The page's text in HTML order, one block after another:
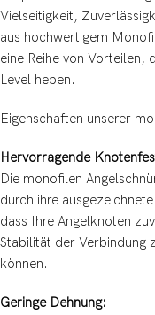
Vielseitigkeit,
aus hochwertigem
eine Reihe von Vorteilen,
Level heben.
Eigenschaften unserer
Hervorragende
Die monofilen
durch ihre
dass Ihre Angelknoten
Stabilität der Verbindung
können.
Geringe Dehnung: